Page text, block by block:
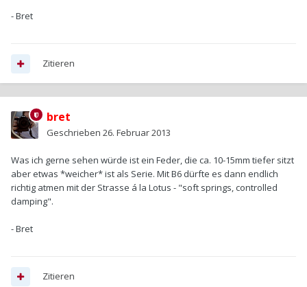
- Bret
Zitieren
bret
Geschrieben 26. Februar 2013
Was ich gerne sehen würde ist ein Feder, die ca. 10-15mm tiefer sitzt
aber etwas *weicher* ist als Serie. Mit B6 dürfte es dann endlich
richtig atmen mit der Strasse á la Lotus - "soft springs, controlled
damping".
- Bret
Zitieren